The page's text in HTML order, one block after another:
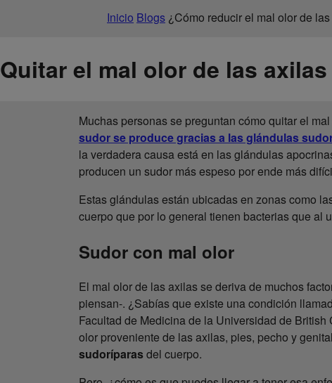
Inicio Blogs ¿Cómo reducir el mal olor de
Quitar el mal olor de las axilas
Muchas personas se preguntan cómo quitar el
sudor se produce gracias a las glándulas
la verdadera causa está en las glándulas
producen un sudor más espeso por ende más
Estas glándulas están ubicadas en zonas como
cuerpo que por lo general tienen bacterias que al
Sudor con mal olor
El mal olor de las axilas se deriva de muchos
piensan-. ¿Sabías que existe una condición
Facultad de Medicina de la Universidad de
olor proveniente de las axilas, pies, pecho y
sudoríparasdel cuerpo.